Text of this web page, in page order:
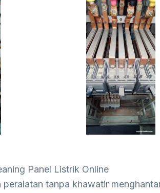
Panel Listrik Online
peralatan tanpa khawatir